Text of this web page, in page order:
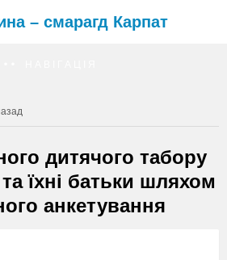
– смарагд Карпат
дитячого табору
їхні батьки шляхом
анкетування